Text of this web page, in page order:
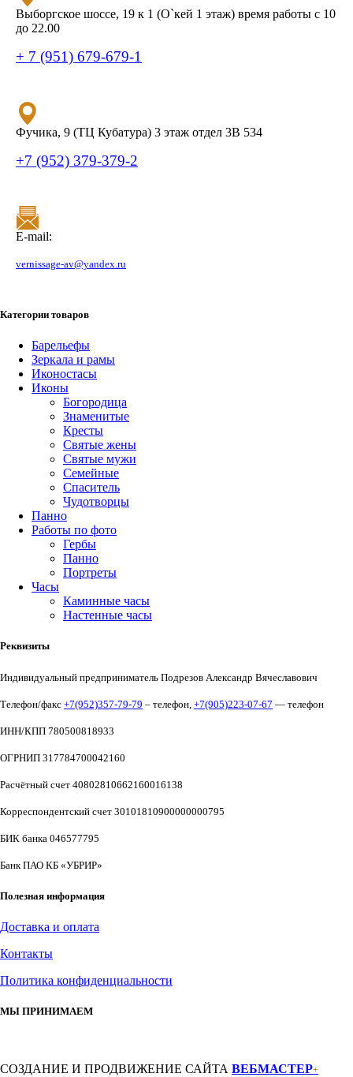
Выборгское шоссе, 19 к 1 (О`кей 1 этаж) время работы с 10
до 22.00
+ 7 (951) 679-679-1
Фучика, 9 (ТЦ Кубатура) 3 этаж отдел 3В 534
+7 (952) 379-379-2
E-mail:
vernissage-av@yandex.ru
Категории товаров
Барельефы
Зеркала и рамы
Иконостасы
Иконы
Богородица
Знаменитые
Кресты
Святые жены
Святые мужи
Семейные
Спаситель
Чудотворцы
Панно
Работы по фото
Гербы
Панно
Портреты
Часы
Каминные часы
Настенные часы
Реквизиты
Индивидуальный предприниматель Подрезов Александр Вячеславович
Телефон/факс +7(952)357-79-79 – телефон, +7(905)223-07-67 — телефон
ИНН/КПП 780500818933
ОГРНИП 317784700042160
Расчётный счет 40802810662160016138
Корреспондентский счет 30101810900000000795
БИК банка 046577795
Банк ПАО КБ «УБРИР»
Полезная информация
Доставка и оплата
Контакты
Политика конфиденциальности
МЫ ПРИНИМАЕМ
СОЗДАНИЕ И ПРОДВИЖЕНИЕ САЙТА ВЕБМАСТЕР+